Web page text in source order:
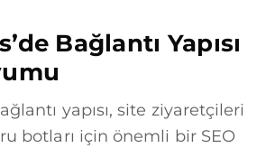
Bağlantı Yapısı
yapısı, site ziyaretçileri
botları için önemli bir SEO